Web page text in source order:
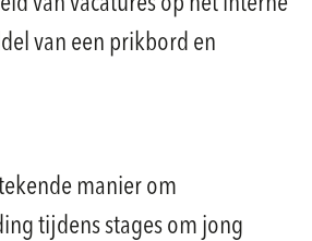
van een prikbord en
manier om
tijdens stages om jong